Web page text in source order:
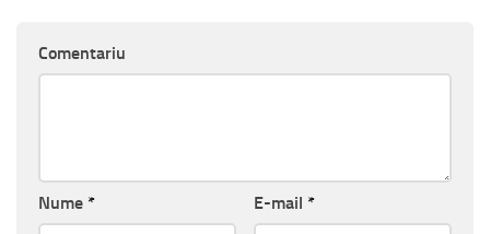
Comentariu
Nume * E-mail *